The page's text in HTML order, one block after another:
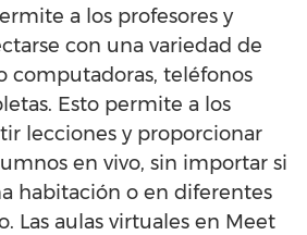
a los profesores y
con una variedad de
computadoras, teléfonos
Esto permite a los
lecciones y proporcionar
en vivo, sin importar si
habitación o en diferentes
Las aulas virtuales en Meet